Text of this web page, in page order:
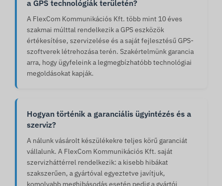
a GPS technológiák területén?
A FlexCom Kommunikációs Kft. több mint 10 éves
szakmai múlttal rendelkezik a GPS eszközök
értékesítése, szervizelése és a saját fejlesztésű GPS-
szoftverek létrehozása terén. Szakértelmünk garancia
arra, hogy ügyfeleink a legmegbízhatóbb technológiai
megoldásokat kapják.
Hogyan történik a garanciális ügyintézés és a
szerviz?
A nálunk vásárolt készülékekre teljes körű garanciát
vállalunk. A FlexCom Kommunikációs Kft. saját
szervizháttérrel rendelkezik: a kisebb hibákat
szakszerűen, a gyártóval egyeztetve javítjuk,